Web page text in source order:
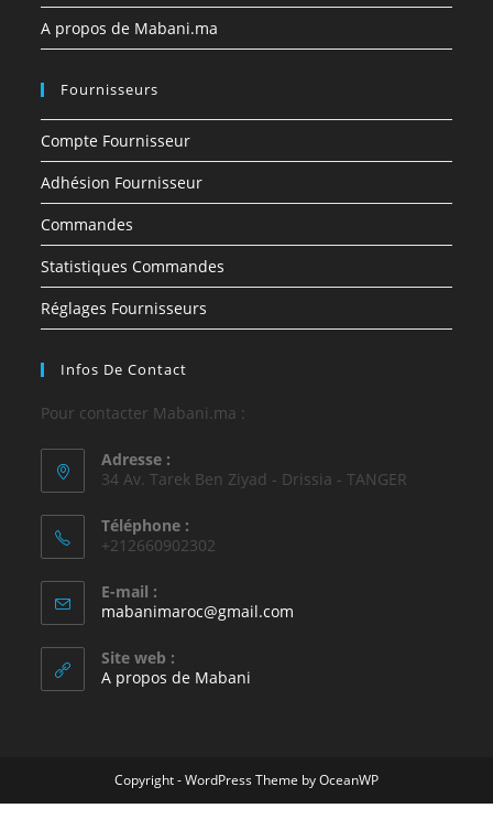
A propos de Mabani.ma
Fournisseurs
Compte Fournisseur
Adhésion Fournisseur
Commandes
Statistiques Commandes
Réglages Fournisseurs
Infos De Contact
Pour contacter Mabani.ma :
Adresse :
34 Av. Tarek Ben Ziyad - Drissia - TANGER
Téléphone :
+212660902302
E-mail :
mabanimaroc@gmail.com
Site web :
A propos de Mabani
Copyright - WordPress Theme by OceanWP